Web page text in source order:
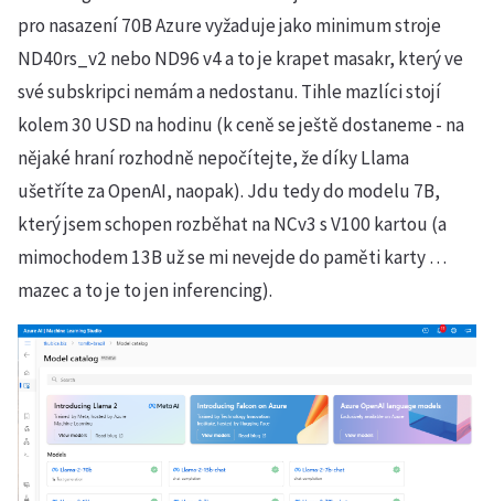
pro nasazení 70B Azure vyžaduje jako minimum stroje
ND40rs_v2 nebo ND96 v4 a to je krapet masakr, který ve
své subskripci nemám a nedostanu. Tihle mazlíci stojí
kolem 30 USD na hodinu (k ceně se ještě dostaneme - na
nějaké hraní rozhodně nepočítejte, že díky Llama
ušetříte za OpenAI, naopak). Jdu tedy do modelu 7B,
který jsem schopen rozběhat na NCv3 s V100 kartou (a
mimochodem 13B už se mi nevejde do paměti karty …
mazec a to je to jen inferencing).